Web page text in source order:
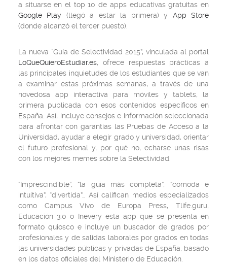
a situarse en el top 10 de apps educativas gratuitas en
Google Play (llegó a estar la primera) y App Store
(donde alcanzó el tercer puesto).
La nueva “Guía de Selectividad 2015”, vinculada al portal
LoQueQuieroEstudiar.es, ofrece respuestas prácticas a
las principales inquietudes de los estudiantes que se van
a examinar estas próximas semanas, a través de una
novedosa app interactiva para móviles y tablets, la
primera publicada con esos contenidos específicos en
España. Así, incluye consejos e información seleccionada
para afrontar con garantías las Pruebas de Acceso a la
Universidad, ayudar a elegir grado y universidad, orientar
el futuro profesional y, por qué no, echarse unas risas
con los mejores memes sobre la Selectividad.
“Imprescindible”, “la guía más completa”, “cómoda e
intuitiva”, “divertida”… Así califican medios especializados
como Campus Vivo de Europa Press, Tlife.guru,
Educación 3.0 o Inevery esta app que se presenta en
formato quiosco e incluye un buscador de grados por
profesionales y de salidas laborales por grados en todas
las universidades públicas y privadas de España, basado
en los datos oficiales del Ministerio de Educación.